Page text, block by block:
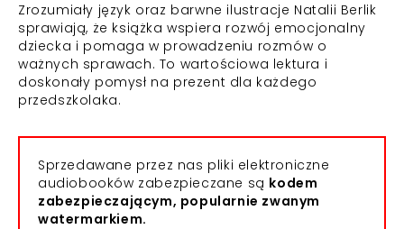
Zrozumiały język oraz barwne ilustracje Natalii Berlik
sprawiają, że książka wspiera rozwój emocjonalny
dziecka i pomaga w prowadzeniu rozmów o
ważnych sprawach. To wartościowa lektura i
doskonały pomysł na prezent dla każdego
przedszkolaka.
Sprzedawane przez nas pliki elektroniczne
audiobooków zabezpieczane są kodem
zabezpieczającym, popularnie zwanym
watermarkiem.